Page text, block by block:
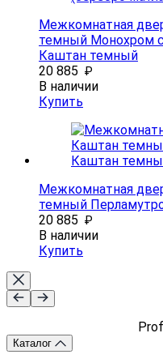
Межкомнатная
темный Монохром
Каштан темный
20 885 ₽
В наличии
Купить
Межкомнатная
темный
20 885 ₽
В наличии
Купить
Каталог